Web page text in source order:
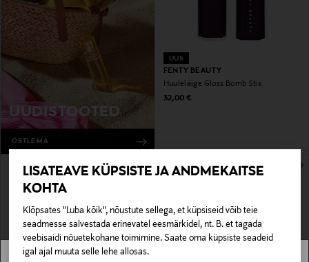
LISATEAVE KÜPSISTE JA ANDMEKAITSE
KOHTA
Klõpsates "Luba kõik", nõustute sellega, et küpsiseid võib teie
seadmesse salvestada erinevatel eesmärkidel, nt. B. et tagada
veebisaidi nõuetekohane toimimine. Saate oma küpsiste seadeid
igal ajal muuta selle lehe allosas.
UUDISTOOTED
OSTLEMA
UUS
FENTY BEAUTY
Huuleläige Gloss Bomb Stix
Original Price
32,00 €